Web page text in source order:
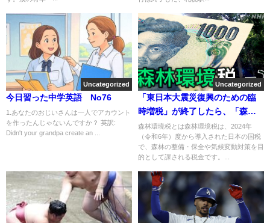
Uncategorized
今日習った中学英語 No76
1.あなたのおじいさんは一人でアカウント
を作ったんじゃないんですか？ 英訳:
Didn't your grandpa create an ...
Uncategorized
「東日本大震災復興のための臨
時増税」が終了したら、「森林
環境税」で倍返し！
森林環境税とは森林環境税は、2024年
（令和6年）度から導入された日本の国税
で、森林の整備・保全や気候変動対策を目
的として課される税金です。...